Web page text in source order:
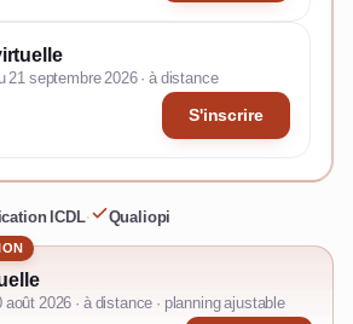
21 septembre 2026 · à distance
S'inscrire
ICDL· Qualiopi
2026 · à distance · planning ajustable